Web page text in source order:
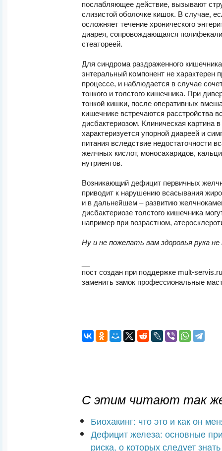
послабляющее действие, вызывают
слизистой оболочке кишок. В случае,
осложняет течение хронического
диарея, сопровождающаяся
стеатореей.
Для синдрома раздраженного
энтеральный компонент не характерен
процессе, и наблюдается в случае
тонкого и толстого кишечника. При
тонкой кишки, после оперативных
кишечнике встречаются расстройства
дисбактериозом. Клиническая картина
характеризуется упорной диареей и
питания вследствие недостаточности
желчных кислот, моносахаридов,
нутриентов.
Возникающий дефицит первичных
приводит к нарушению всасывания
и в дальнейшем – развитию
дисбактериозе толстого кишечника
например при возрастном,
Ну и не пожелать вам здоровья рука
пост создан при поддержке mult-
заменить замок профессиональные
С этим читают так
Биохакинг: что это и как он
Дефицит железа: основные
риска, о которых следует знать